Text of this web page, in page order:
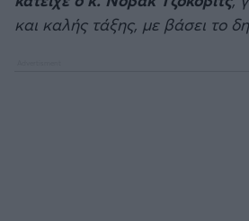
και καλής τάξης, με βάσει το